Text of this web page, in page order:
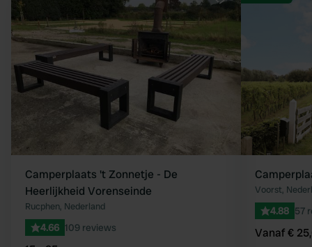
Camperplaats 't Zonnetje - De
Heerlijkheid Vorenseinde
Rucphen, Nederland
4.66 109 reviews
Voorst,
4.88 57
Vanaf €